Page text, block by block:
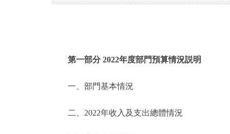
第一部分 2022年度部門預算情況説明
一、部門基本情況
二、2022年收入及支出總體情況